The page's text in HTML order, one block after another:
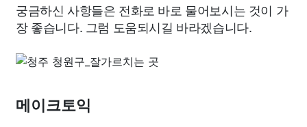
궁금하신 사항들은 전화로 바로 물어보시는 것이 가
장 좋습니다. 그럼 도움되시길 바라겠습니다.
메이크토익